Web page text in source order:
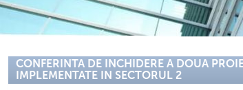
CONFERINTA DE INCHIDERE A DOUA
IMPLEMENTATE IN SECTORUL 2